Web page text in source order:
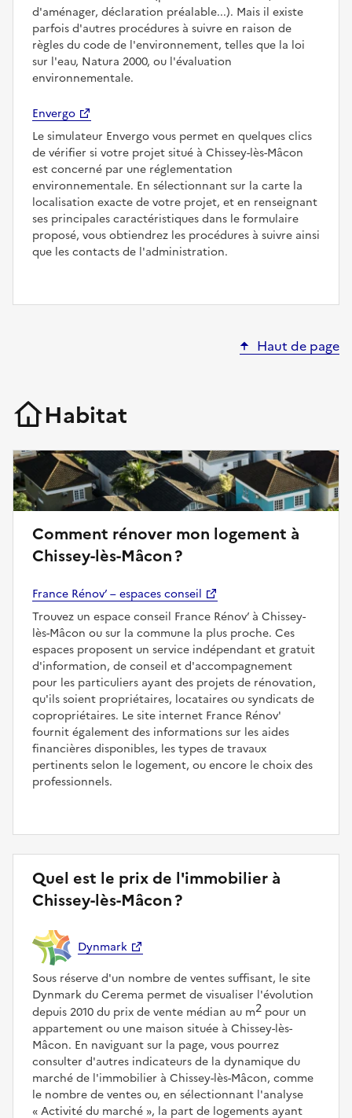
d'aménager, déclaration préalable...). Mais il existe
parfois d'autres procédures à suivre en raison de
règles du code de l'environnement, telles que la loi
sur l'eau, Natura 2000, ou l'évaluation
environnementale.
Envergo
Le simulateur Envergo vous permet en quelques clics
de vérifier si votre projet situé à Chissey-lès-Mâcon
est concerné par une réglementation
environnementale. En sélectionnant sur la carte la
localisation exacte de votre projet, et en renseignant
ses principales caractéristiques dans le formulaire
proposé, vous obtiendrez les procédures à suivre ainsi
que les contacts de l'administration.
Haut de page
Habitat
Comment rénover mon logement à
Chissey-lès-Mâcon ?
France Rénov’ – espaces conseil
Trouvez un espace conseil France Rénov’ à Chissey-
lès-Mâcon ou sur la commune la plus proche. Ces
espaces proposent un service indépendant et gratuit
d'information, de conseil et d'accompagnement
pour les particuliers ayant des projets de rénovation,
qu'ils soient propriétaires, locataires ou syndicats de
copropriétaires. Le site internet France Rénov'
fournit également des informations sur les aides
financières disponibles, les types de travaux
pertinents selon le logement, ou encore le choix des
professionnels.
Quel est le prix de l'immobilier à
Chissey-lès-Mâcon ?
Dynmark
Sous réserve d'un nombre de ventes suffisant, le site
Dynmark du Cerema permet de visualiser l'évolution
depuis 2010 du prix de vente médian au m2 pour un
appartement ou une maison située à Chissey-lès-
Mâcon. En naviguant sur la page, vous pourrez
consulter d'autres indicateurs de la dynamique du
marché de l'immobilier à Chissey-lès-Mâcon, comme
le nombre de ventes ou, en sélectionnant l'analyse
Activité du marché , la part de logements ayant